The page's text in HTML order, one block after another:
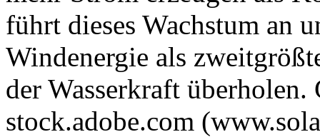
führt dieses Wachstum an
Windenergie als
der Wasserkraft
stock.adobe.com